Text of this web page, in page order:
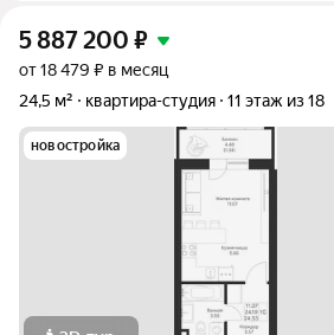
5 887 200 ₽
от 18 479 ₽ в месяц
24,5 м²
квартира-студия 11 этаж из 18
новостройка